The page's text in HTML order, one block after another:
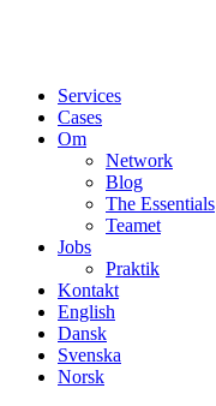
Services
Cases
Om
Network
Blog
The Essentials
Teamet
Jobs
Praktik
Kontakt
English
Dansk
Svenska
Norsk